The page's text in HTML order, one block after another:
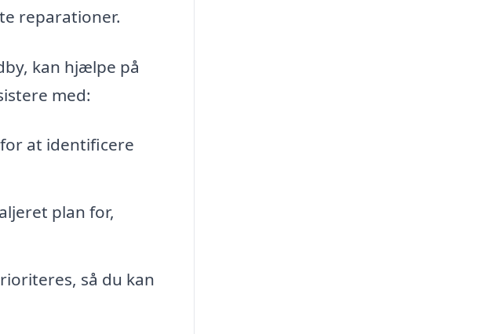
reparationer.
kan hjælpe på
med:
at identificere
plan for,
så du kan